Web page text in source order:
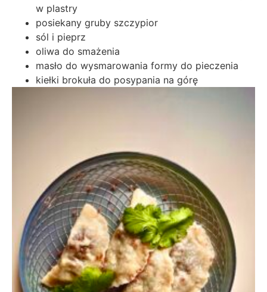
w plastry
posiekany gruby szczypior
sól i pieprz
oliwa do smażenia
masło do wysmarowania formy do pieczenia
kiełki brokuła do posypania na górę